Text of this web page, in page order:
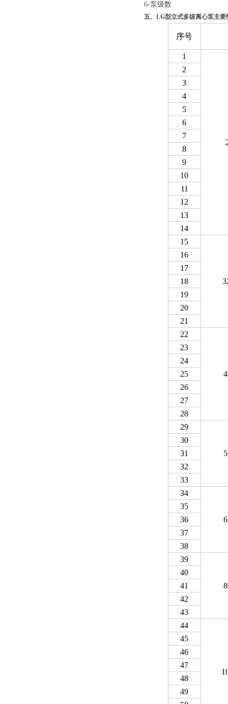
6-泵级数
五、 LG型立式多级离心泵主要
序号
1
2
3
4
5
6
7
8
9
10
11
12
13
14
15
16
17
18
19
20
21
22
23
24
25
26
27
28
29
30
31
32
33
34
35
36
37
38
39
40
41
42
43
44
45
46
47
48
49